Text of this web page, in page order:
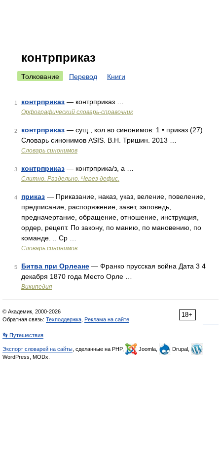
контрприказ
Толкование Перевод Книги
1 контрприказ — контрприказ …
Орфографический словарь-справочник
2 контрприказ — сущ., кол во синонимов: 1 • приказ (27)
Словарь синонимов ASIS. В.Н. Тришин. 2013 …
Словарь синонимов
3 контрприказ — контрприка/з, а …
Слитно. Раздельно. Через дефис.
4 приказ — Приказание, наказ, указ, веление, повеление,
предписание, распоряжение, завет, заповедь,
предначертание, обращение, отношение, инструкция,
ордер, рецепт. По закону, по манию, по мановению, по
команде. .. Ср …
Словарь синонимов
5 Битва при Орлеане — Франко прусская война Дата 3 4
декабря 1870 года Место Орле …
Википедия
18+
© Академик, 2000-2026
Обратная связь: Техподдержка Реклама на сайте
👣 Путешествия
Экспорт словарей на сайты , сделанные на PHP, Joomla,
Drupal,
WordPress, MODx.